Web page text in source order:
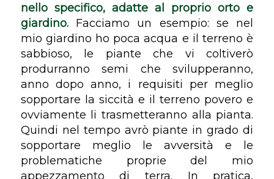
nello specifico, adatte al proprio orto e
giardino.Facciamo un esempio: se nel
mio giardino ho poca acqua e il terreno è
sabbioso, le piante che vi coltiverò
produrranno semi che svilupperanno,
anno dopo anno, i requisiti per meglio
sopportare la siccità e il terreno povero e
ovviamente li trasmetteranno alla pianta.
Quindi nel tempo avrò piante in grado di
sopportare meglio le avversità e le
problematiche proprie del mio
appezzamento di terra. In pratica,